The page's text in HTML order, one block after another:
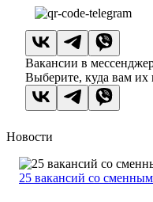
Вакансии в
Выберите, куда вам их
Новости
25 вакансий со